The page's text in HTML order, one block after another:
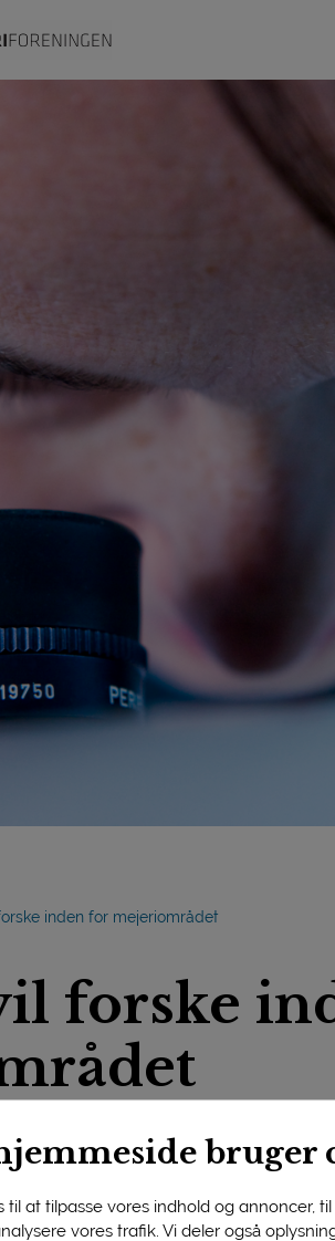
bruger
til at tilpasse vores indhold og annoncer,
vores trafik. Vi deler også
inden for mejeriområdet
forske
den årlige